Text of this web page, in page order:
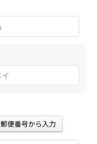
郵便番号から入力